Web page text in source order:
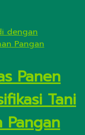
Panen
Tani
Pangan